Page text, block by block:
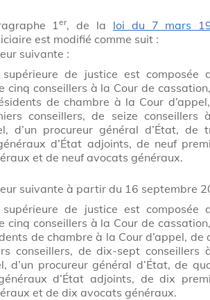
1er, de la loi du 7 mars
est modifié comme suit :
suivante :
de justice est composée
cinq conseillers à la Cour de
de chambre à la Cour
conseillers, de seize conseillers
d’un procureur général d’État, de
d’État adjoints, de neuf
et de neuf avocats généraux.
suivante à partir du 16 septembre
de justice est composée
cinq conseillers à la Cour de
de chambre à la Cour d’appel, de
conseillers, de dix-sept conseillers
d’un procureur général d’État, de
d’État adjoints, de dix
et de dix avocats généraux.